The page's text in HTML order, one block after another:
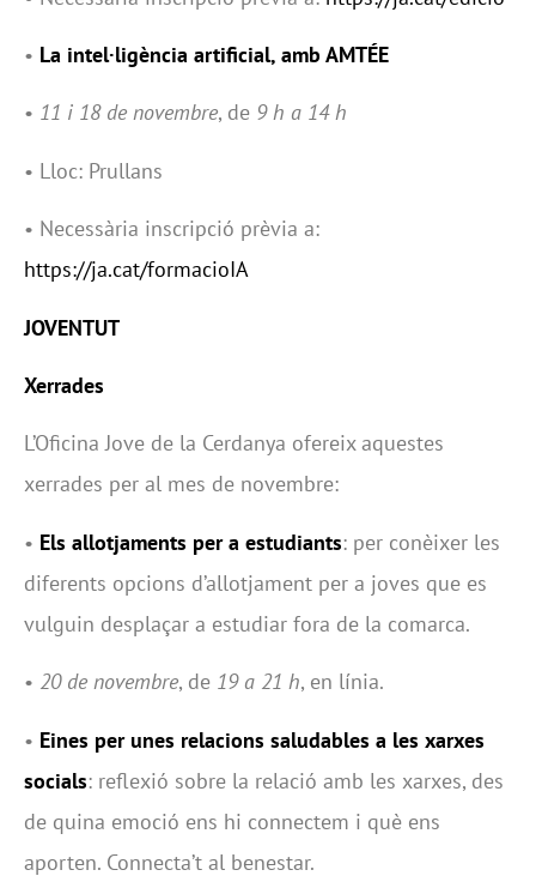
• La intel·ligència artificial, amb AMTÉE
• 11 i 18 de novembre, de 9 h a 14 h
• Lloc: Prullans
• Necessària inscripció prèvia a:
https://ja.cat/formacioIA
JOVENTUT
Xerrades
L’Oficina Jove de la Cerdanya ofereix aquestes
xerrades per al mes de novembre:
• Els allotjaments per a estudiants: per conèixer les
diferents opcions d’allotjament per a joves que es
vulguin desplaçar a estudiar fora de la comarca.
• 20 de novembre, de 19 a 21 h, en línia.
• Eines per unes relacions saludables a les xarxes
socials: reflexió sobre la relació amb les xarxes, des
de quina emoció ens hi connectem i què ens
aporten. Connecta’t al benestar.